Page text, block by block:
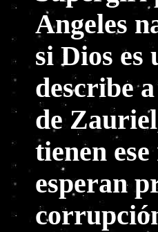
Angeles
si Dios es
describe
de
tienen
esperan